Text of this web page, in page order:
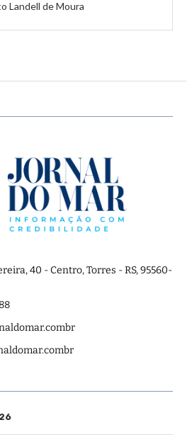
Landell de Moura
40 - Centro, Torres - RS, 95560-